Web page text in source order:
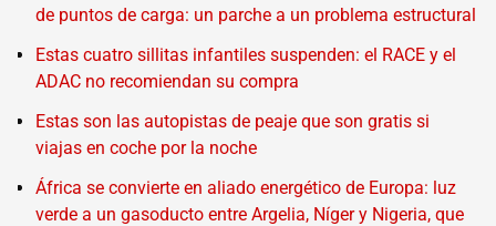
de puntos de carga: un parche a un problema estructural
Estas cuatro sillitas infantiles suspenden: el RACE y el
ADAC no recomiendan su compra
Estas son las autopistas de peaje que son gratis si
viajas en coche por la noche
África se convierte en aliado energético de Europa: luz
verde a un gasoducto entre Argelia, Níger y Nigeria, que